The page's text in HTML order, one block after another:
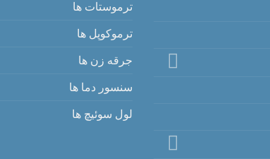
ترموستات ها
ترموکوپل ها
جرقه زن ها
سنسور دما ها
لول سوئیچ ها